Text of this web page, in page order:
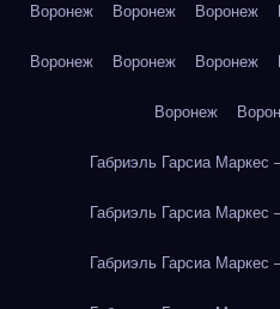
Воронеж Воронеж Воронеж
Воронеж Воронеж Воронеж
Воронеж
Габриэль Гарсиа
Габриэль Гарсиа
Габриэль Гарсиа